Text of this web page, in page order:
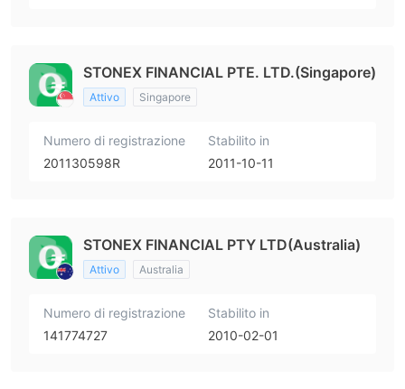
STONEX FINANCIAL PTE. LTD.(Singapore)
Attivo Singapore
Numero di registrazione
201130598R
Stabilito in
2011-10-11
STONEX FINANCIAL PTY LTD(Australia)
Attivo Australia
Numero di registrazione
141774727
Stabilito in
2010-02-01